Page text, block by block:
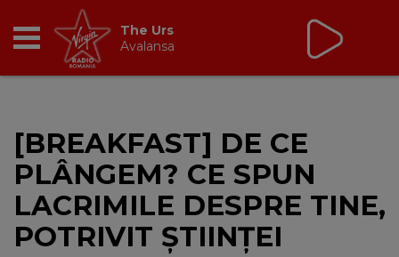
BREAKFAST
TIC TALK
CÂȘTIGĂ
Virgin Radio Music
cu Alina Chinie
19:00 - 21:00
[BREAKFAST] DE CE
PLÂNGEM? CE SPUN
LACRIMILE DESPRE TINE,
POTRIVIT ȘTIINȚEI